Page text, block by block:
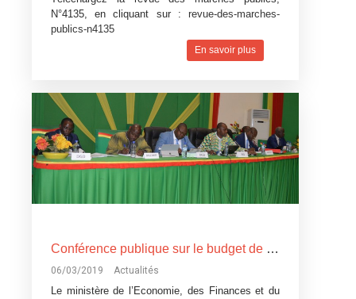
N°4135, en cliquant sur : revue-des-marches-
publics-n4135
En savoir plus
Conférence publique sur le budget de l’Etat, exercice 2019: Devoir de transparence vis-à-vis des citoyens burkinabè
06/03/2019 Actualités
Le ministère de l’Economie, des Finances et du